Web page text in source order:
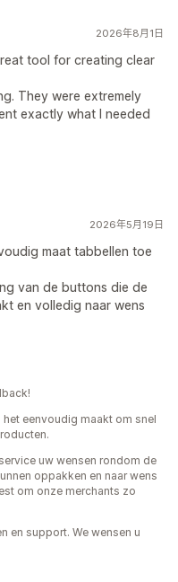
2026年8月1日
tool for creating clear
They were extremely
exactly what I needed
2026年5月19日
maat tabbellen toe
van de buttons die de
en volledig naar wens
eenvoudig maakt om snel
uw wensen rondom de
oppakken en naar wens
om onze merchants zo
en support. We wensen u